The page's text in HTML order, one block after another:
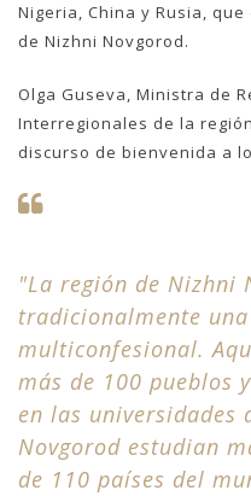
Nigeria, China y Rusia,
de Nizhni Novgorod.
Olga Guseva, Ministra de
Interregionales de la
discurso de bienvenida a
"La región de Nizhni
tradicionalmente
multiconfesional.
más de 100 pueblos
en las universidades
Novgorod estudian
de 110 países del